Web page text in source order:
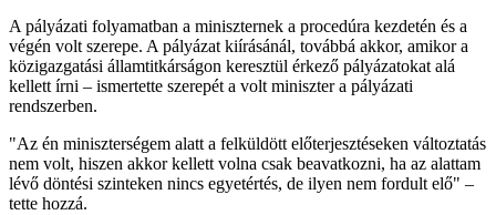
A pályázati folyamatban a miniszternek a procedúra kezdetén és a
végén volt szerepe. A pályázat kiírásánál, továbbá akkor, amikor a
közigazgatási államtitkárságon keresztül érkező pályázatokat alá
kellett írni – ismertette szerepét a volt miniszter a pályázati
rendszerben.
"Az én miniszterségem alatt a felküldött előterjesztéseken változtatás
nem volt, hiszen akkor kellett volna csak beavatkozni, ha az alattam
lévő döntési szinteken nincs egyetértés, de ilyen nem fordult elő" –
tette hozzá.